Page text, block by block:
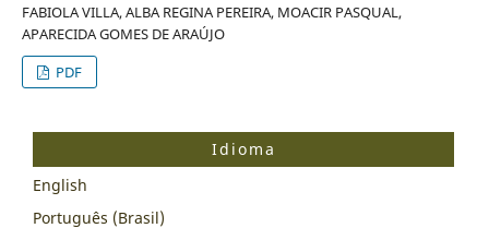
FABIOLA VILLA, ALBA REGINA PEREIRA, MOACIR PASQUAL,
APARECIDA GOMES DE ARAÚJO
PDF
Idioma
English
Português (Brasil)